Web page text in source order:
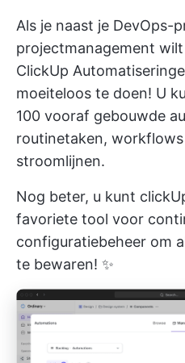
Als je naast je DevOps-
projectmanagement
ClickUp
moeiteloos te doen! U
100 vooraf gebouwde
routinetaken,
stroomlijnen.
Nog beter, u kunt
favoriete tool voor
configuratiebeheer om
te bewaren! ✨